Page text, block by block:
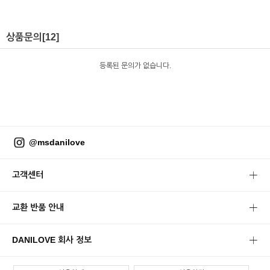
상품문의 [12]
등록된 문의가 없습니다.
@msdanilove
고객센터
교환 반품 안내
DANILOVE 회사 정보